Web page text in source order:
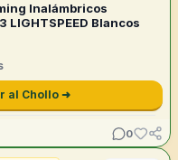
Inalámbricos
LIGHTSPEED Blancos
al Chollo ➜
0